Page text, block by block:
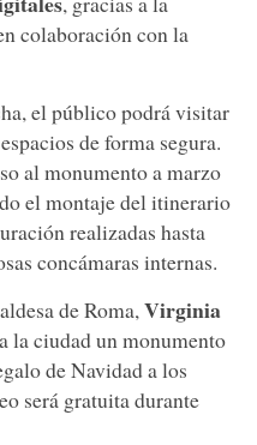
colaboración con la
el público podrá visitar
de forma segura.
al monumento a marzo
el montaje del itinerario
realizadas hasta
concámaras internas.
de Roma,Virginia
la ciudad un monumento
de Navidad a los
será gratuita durante